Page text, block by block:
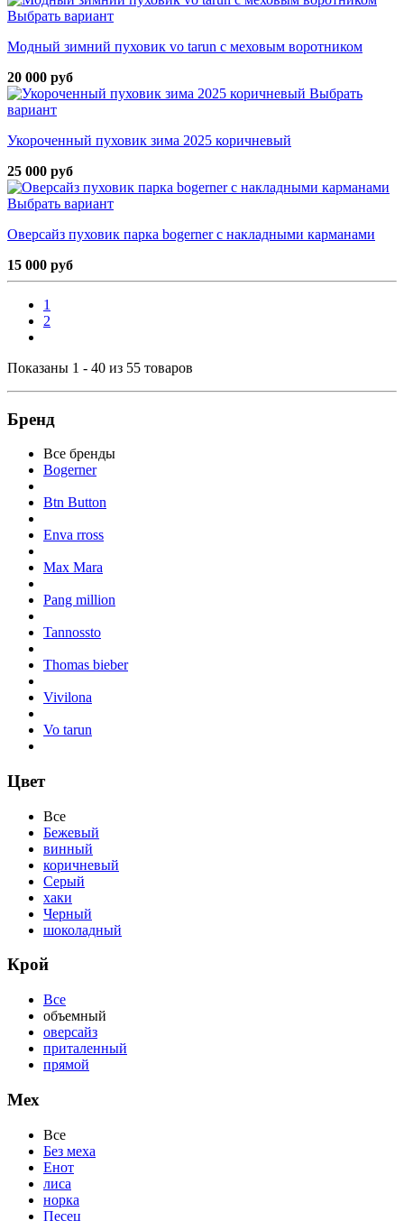
Выбрать вариант
Модный зимний пуховик vo tarun с меховым воротником
20 000 руб
Выбрать
вариант
Укороченный пуховик зима 2025 коричневый
25 000 руб
Выбрать вариант
Оверсайз пуховик парка bogerner с накладными карманами
15 000 руб
1
2
Показаны 1 - 40 из 55 товаров
Бренд
Все бренды
Bogerner
Btn Button
Enva rross
Max Mara
Pang million
Tannossto
Thomas bieber
Vivilona
Vo tarun
Цвет
Все
Бежевый
винный
коричневый
Серый
хаки
Черный
шоколадный
Крой
Все
объемный
оверсайз
приталенный
прямой
Мех
Все
Без меха
Енот
лиса
норка
Песец